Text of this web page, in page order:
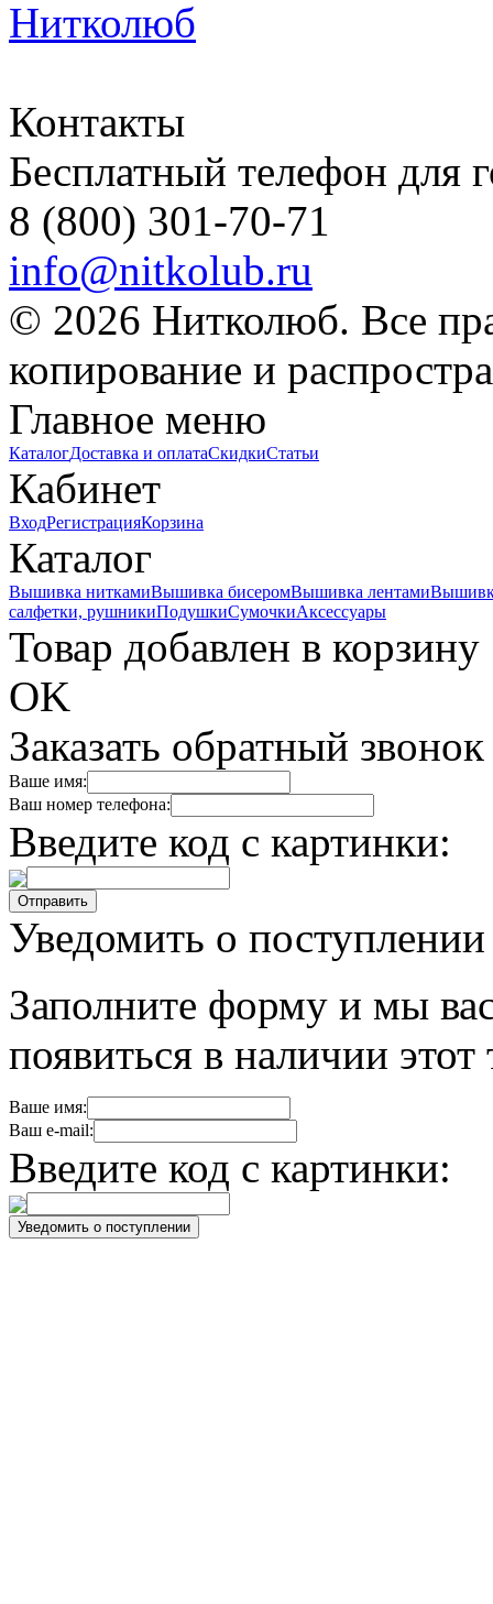
Контакты
Бесплатный телефон для
8 (800) 301-70-71
info@nitkolub.ru
© 2026 Нитколюб. Все
копирование и
Главное меню
КаталогДоставка и оплатаСкидкиСтатьи
Кабинет
ВходРегистрацияКорзина
Каталог
Вышивка ниткамиВышивка бисеромВышивка лентами
салфетки, рушникиПодушкиСумочкиАксессуары
Товар добавлен в корзину
OK
Заказать обратный звонок
Ваше имя:
Ваш номер телефона:
Введите код с картинки:
Уведомить о поступлении
Заполните форму и мы
появиться в наличии этот
Ваше имя:
Ваш e-mail:
Введите код с картинки: